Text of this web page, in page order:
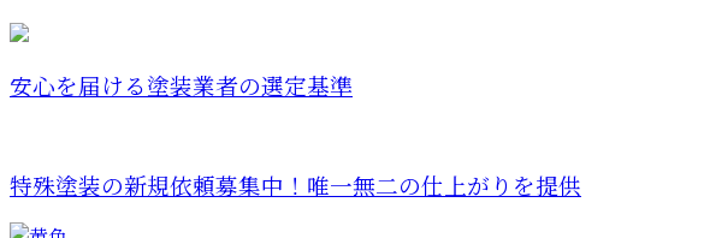
安心を届ける塗装業者の選定基準
特殊塗装の新規依頼募集中！唯一無二の仕上がりを提供